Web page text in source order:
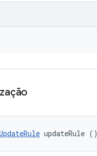
updateRule ()